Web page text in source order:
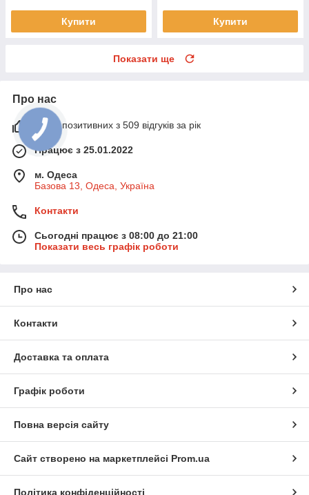
Купити Купити
Показати ще
Про нас
100% позитивних з 509 відгуків за рік
Працює з 25.01.2022
м. Одеса
Базова 13, Одеса, Україна
Контакти
Сьогодні працює з 08:00 до 21:00
Показати весь графік роботи
Про нас
Контакти
Доставка та оплата
Графік роботи
Повна версія сайту
Сайт створено на маркетплейсі Prom.ua
Політика конфіденційності